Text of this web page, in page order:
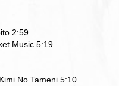
2:59
Music 5:19
No Tameni 5:10